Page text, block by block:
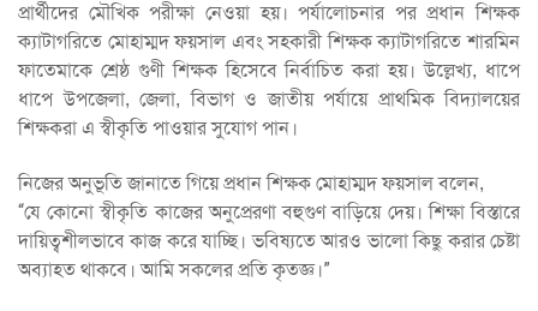
প্রার্থীদের মৌখিক পরীক্ষা নেওয়া হয়। পর্যালোচনার পর প্রধান শিক্ষক
ক্যাটাগরিতে মোহাম্মদ ফয়সাল এবং সহকারী শিক্ষক ক্যাটাগরিতে শারমিন
ফাতেমাকে শ্রেষ্ঠ গুণী শিক্ষক হিসেবে নির্বাচিত করা হয়। উল্লেখ্য, ধাপে
ধাপে উপজেলা, জেলা, বিভাগ ও জাতীয় পর্যায়ে প্রাথমিক বিদ্যালয়ের
শিক্ষকরা এ স্বীকৃতি পাওয়ার সুযোগ পান।
নিজের অনুভূতি জানাতে গিয়ে প্রধান শিক্ষক মোহাম্মদ ফয়সাল বলেন,
“যে কোনো স্বীকৃতি কাজের অনুপ্রেরণা বহুগুণ বাড়িয়ে দেয়। শিক্ষা বিস্তারে
দায়িত্বশীলভাবে কাজ করে যাচ্ছি। ভবিষ্যতে আরও ভালো কিছু করার চেষ্টা
অব্যাহত থাকবে। আমি সকলের প্রতি কৃতজ্ঞ।”